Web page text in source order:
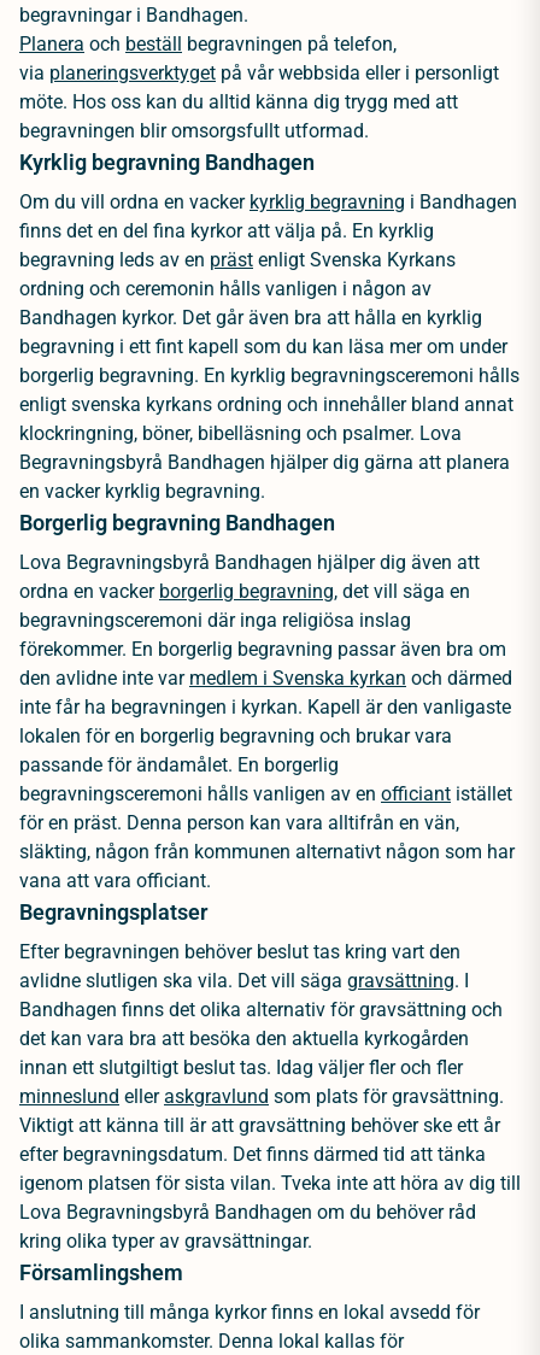
begravningar i Bandhagen.
Planera och beställ begravningen på telefon,
via planeringsverktyget på vår webbsida eller i personligt
möte. Hos oss kan du alltid känna dig trygg med att
begravningen blir omsorgsfullt utformad.
Kyrklig begravning Bandhagen
Om du vill ordna en vacker kyrklig begravning i Bandhagen
finns det en del fina kyrkor att välja på. En kyrklig
begravning leds av en präst enligt Svenska Kyrkans
ordning och ceremonin hålls vanligen i någon av
Bandhagen kyrkor. Det går även bra att hålla en kyrklig
begravning i ett fint kapell som du kan läsa mer om under
borgerlig begravning. En kyrklig begravningsceremoni hålls
enligt svenska kyrkans ordning och innehåller bland annat
klockringning, böner, bibelläsning och psalmer. Lova
Begravningsbyrå Bandhagen hjälper dig gärna att planera
en vacker kyrklig begravning.
Borgerlig begravning Bandhagen
Lova Begravningsbyrå Bandhagen hjälper dig även att
ordna en vacker borgerlig begravning, det vill säga en
begravningsceremoni där inga religiösa inslag
förekommer. En borgerlig begravning passar även bra om
den avlidne inte var medlem i Svenska kyrkan och därmed
inte får ha begravningen i kyrkan. Kapell är den vanligaste
lokalen för en borgerlig begravning och brukar vara
passande för ändamålet. En borgerlig
begravningsceremoni hålls vanligen av en officiant istället
för en präst. Denna person kan vara alltifrån en vän,
släkting, någon från kommunen alternativt någon som har
vana att vara officiant.
Begravningsplatser
Efter begravningen behöver beslut tas kring vart den
avlidne slutligen ska vila. Det vill säga gravsättning. I
Bandhagen finns det olika alternativ för gravsättning och
det kan vara bra att besöka den aktuella kyrkogården
innan ett slutgiltigt beslut tas. Idag väljer fler och fler
minneslund elleraskgravlund som plats för gravsättning.
Viktigt att känna till är att gravsättning behöver ske ett år
efter begravningsdatum. Det finns därmed tid att tänka
igenom platsen för sista vilan. Tveka inte att höra av dig till
Lova Begravningsbyrå Bandhagen om du behöver råd
kring olika typer av gravsättningar.
Församlingshem
I anslutning till många kyrkor finns en lokal avsedd för
olika sammankomster. Denna lokal kallas för